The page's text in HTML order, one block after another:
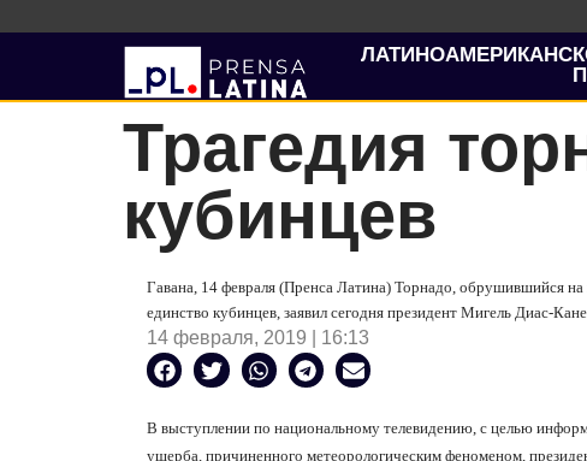
Трагедия
кубинцев
Гавана, 14 февраля (Пренса Латина) Торнадо, обрушившийся на
единство кубинцев, заявил сегодня президент Мигель Диас-
14 февраля, 2019 | 16:13
В выступлении по национальному телевидению, с целью
ущерба, причиненного метеорологическим феноменом,